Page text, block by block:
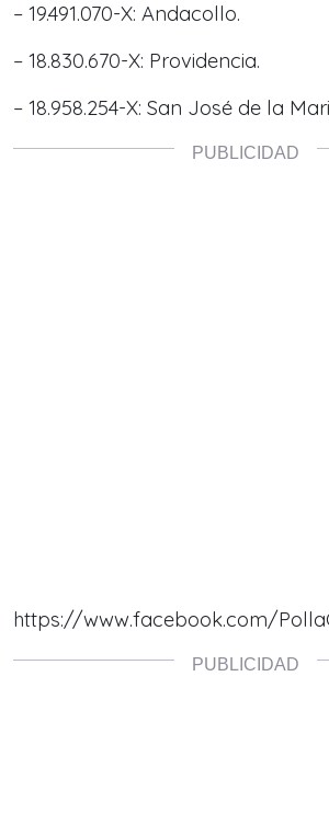
– 19.491.070-X: Andacollo.
– 18.830.670-X: Providencia.
– 18.958.254-X: San José de la
https://www.facebook.com/